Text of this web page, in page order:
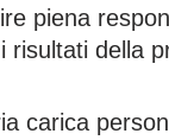
piena
risultati della
carica